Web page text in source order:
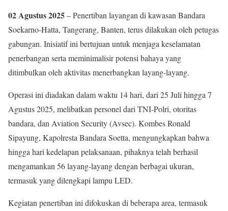
02 Agustus 2025– Penertiban layangan di kawasan Bandara
Soekarno-Hatta, Tangerang, Banten, terus dilakukan oleh petugas
gabungan. Inisiatif ini bertujuan untuk menjaga keselamatan
penerbangan serta meminimalisir potensi bahaya yang
ditimbulkan oleh aktivitas menerbangkan layang-layang.
Operasi ini diadakan dalam waktu 14 hari, dari 25 Juli hingga 7
Agustus 2025, melibatkan personel dari TNI-Polri, otoritas
bandara, dan Aviation Security (Avsec). Kombes Ronald
Sipayung, Kapolresta Bandara Soetta, mengungkapkan bahwa
hingga hari kedelapan pelaksanaan, pihaknya telah berhasil
mengamankan 56 layang-layang dengan berbagai ukuran,
termasuk yang dilengkapi lampu LED.
Kegiatan penertiban ini difokuskan di beberapa area, termasuk